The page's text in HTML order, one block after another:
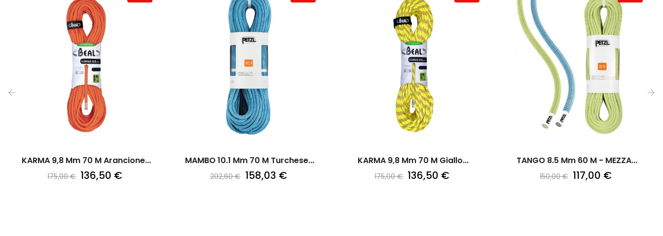
KARMA 9,8 Mm 70 M Arancione...
175,00 € 136,50 €
MAMBO 10.1 Mm 70 M Turchese...
202,60 € 158,03 €
KARMA 9,8 Mm 70 M Giallo...
175,00 € 136,50 €
TANGO 8.5 Mm 60 M - MEZZA...
150,00 € 117,00 €